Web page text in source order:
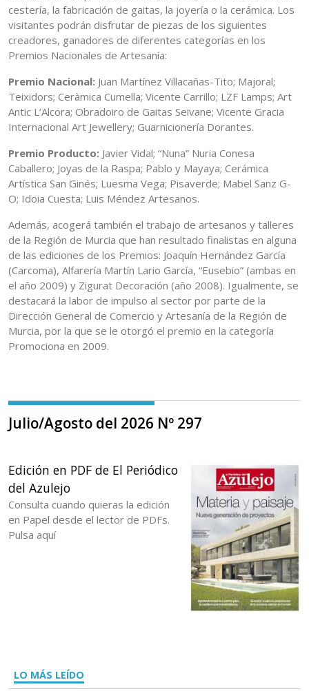
cestería, la fabricación de gaitas, la joyería o la cerámica. Los
visitantes podrán disfrutar de piezas de los siguientes
creadores, ganadores de diferentes categorías en los
Premios Nacionales de Artesanía:
Premio Nacional: Juan Martínez Villacañas-Tito; Majoral;
Teixidors; Ceràmica Cumella; Vicente Carrillo; LZF Lamps; Art
Antic L’Alcora; Obradoiro de Gaitas Seivane; Vicente Gracia
Internacional Art Jewellery; Guarnicionería Dorantes.
Premio Producto: Javier Vidal; “Nuna” Nuria Conesa
Caballero; Joyas de la Raspa; Pablo y Mayaya; Cerámica
Artística San Ginés; Luesma Vega; Pisaverde; Mabel Sanz G-
O; Idoia Cuesta; Luis Méndez Artesanos.
Además, acogerá también el trabajo de artesanos y talleres
de la Región de Murcia que han resultado finalistas en alguna
de las ediciones de los Premios: Joaquín Hernández García
(Carcoma), Alfarería Martín Lario García, “Eusebio” (ambas en
el año 2009) y Zigurat Decoración (año 2008). Igualmente, se
destacará la labor de impulso al sector por parte de la
Dirección General de Comercio y Artesanía de la Región de
Murcia, por la que se le otorgó el premio en la categoría
Promociona en 2009.
Julio/Agosto del 2026 Nº 297
Edición en PDF de El Periódico
del Azulejo
Consulta cuando quieras la edición
en Papel desde el lector de PDFs.
Pulsa aquí
LO MÁS LEÍDO